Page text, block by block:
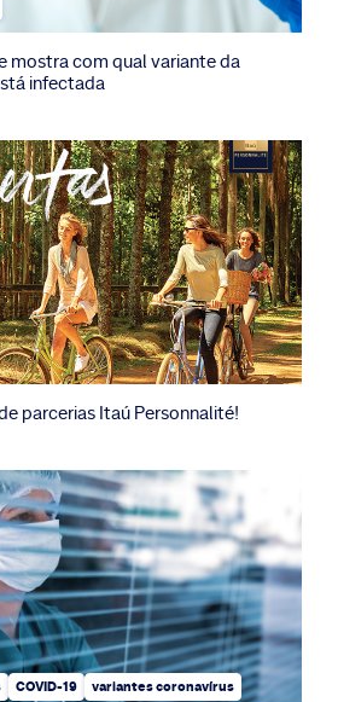
mostra com qual variante da
infectada
parcerias Itaú Personnalité!
COVID-19 variantes coronavírus